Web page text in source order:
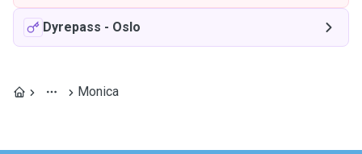
Dyrepass - Oslo
Monica